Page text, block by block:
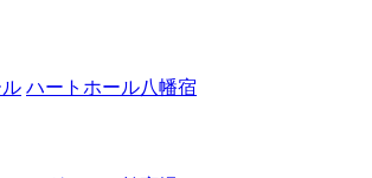
ハートホール八幡宿